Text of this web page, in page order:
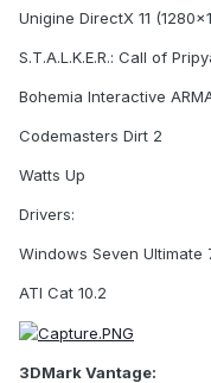
Unigine DirectX 11
S.T.A.L.K.E.R.: Call of
Bohemia Interactive
Codemasters Dirt 2
Watts Up
Drivers:
Windows Seven Ultimate
ATI Cat 10.2
3DMark Vantage: